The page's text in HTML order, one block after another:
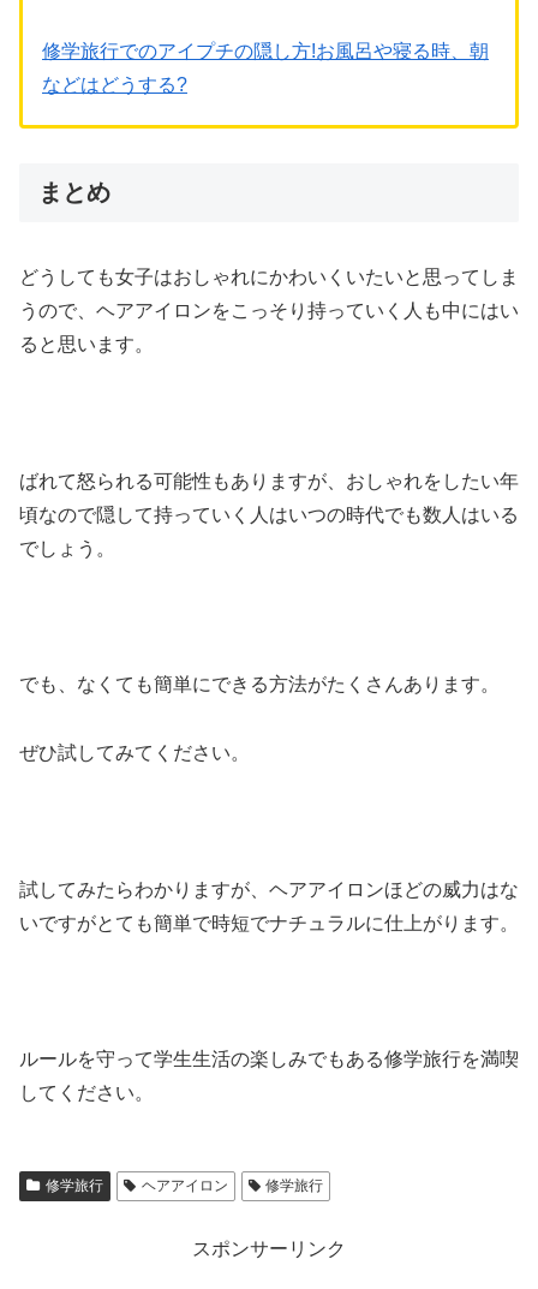
修学旅行でのアイプチの隠し方!お風呂や寝る時、朝
などはどうする?
まとめ
どうしても女子はおしゃれにかわいくいたいと思ってしま
うので、ヘアアイロンをこっそり持っていく人も中にはい
ると思います。
ばれて怒られる可能性もありますが、おしゃれをしたい年
頃なので隠して持っていく人はいつの時代でも数人はいる
でしょう。
でも、なくても簡単にできる方法がたくさんあります。
ぜひ試してみてください。
試してみたらわかりますが、ヘアアイロンほどの威力はな
いですがとても簡単で時短でナチュラルに仕上がります。
ルールを守って学生生活の楽しみでもある修学旅行を満喫
してください。
修学旅行 ヘアアイロン 修学旅行
スポンサーリンク